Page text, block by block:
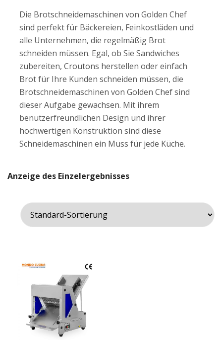
Die Brotschneidemaschinen von Golden Chef
sind perfekt für Bäckereien, Feinkostläden und
alle Unternehmen, die regelmäßig Brot
schneiden müssen. Egal, ob Sie Sandwiches
zubereiten, Croutons herstellen oder einfach
Brot für Ihre Kunden schneiden müssen, die
Brotschneidemaschinen von Golden Chef sind
dieser Aufgabe gewachsen. Mit ihrem
benutzerfreundlichen Design und ihrer
hochwertigen Konstruktion sind diese
Schneidemaschinen ein Muss für jede Küche.
Anzeige des Einzelergebnisses